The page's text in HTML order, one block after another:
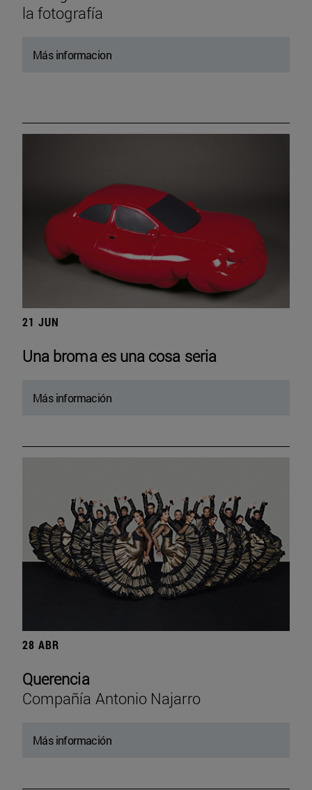
la fotografía
Más informacion
21 JUN
Una broma es una cosa seria
Más información
28 ABR
Querencia
Compañía Antonio Najarro
Más información